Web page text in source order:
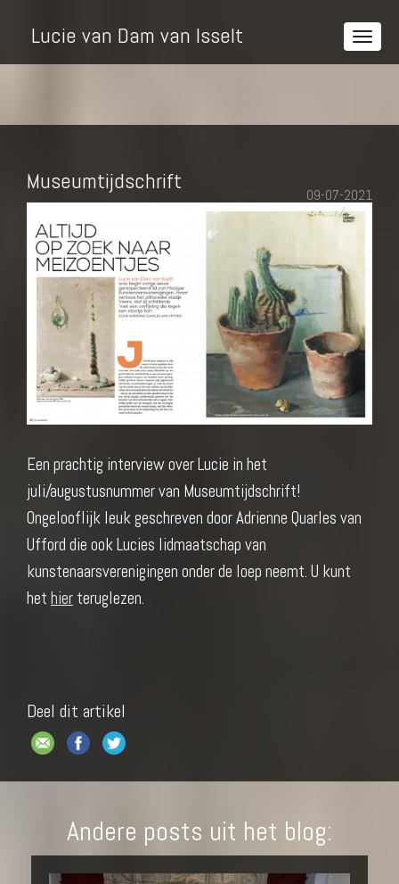
Lucie van Dam van Isselt
Museumtijdschrift
09-07-2021
Een prachtig interview over Lucie in het
juli/augustusnummer van Museumtijdschrift!
Ongelooflijk leuk geschreven door Adrienne Quarles van
Ufford die ook Lucies lidmaatschap van
kunstenaarsverenigingen onder de loep neemt. U kunt
het hier teruglezen.
Deel dit artikel
Andere posts uit het blog: